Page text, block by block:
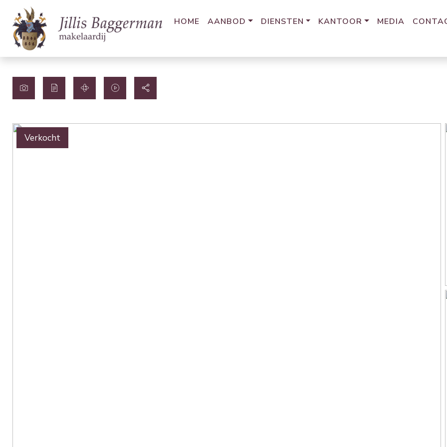
HOME AANBOD DIENSTEN KANTOOR MEDIA
Verkocht